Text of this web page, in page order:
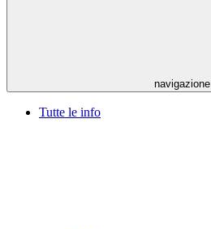
navigazione
Tutte le info